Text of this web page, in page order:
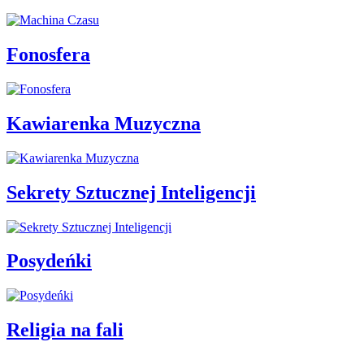
Fonosfera
Kawiarenka Muzyczna
Sekrety Sztucznej Inteligencji
Posydeńki
Religia na fali